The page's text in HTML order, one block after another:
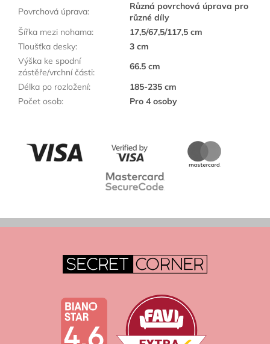
Povrchová úprava:
Různá povrchová úprava pro
různé díly
Šířka mezi nohama:
17,5/67,5/117,5 cm
Tloušťka desky:
3 cm
Výška ke spodní
zástěře/vrchní části:
66.5 cm
Délka po rozložení:
185-235 cm
Počet osob: Pro 4 osoby